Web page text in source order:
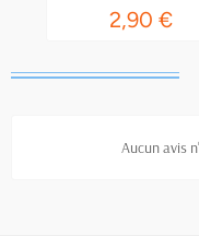
2,90 €
Aucun avis